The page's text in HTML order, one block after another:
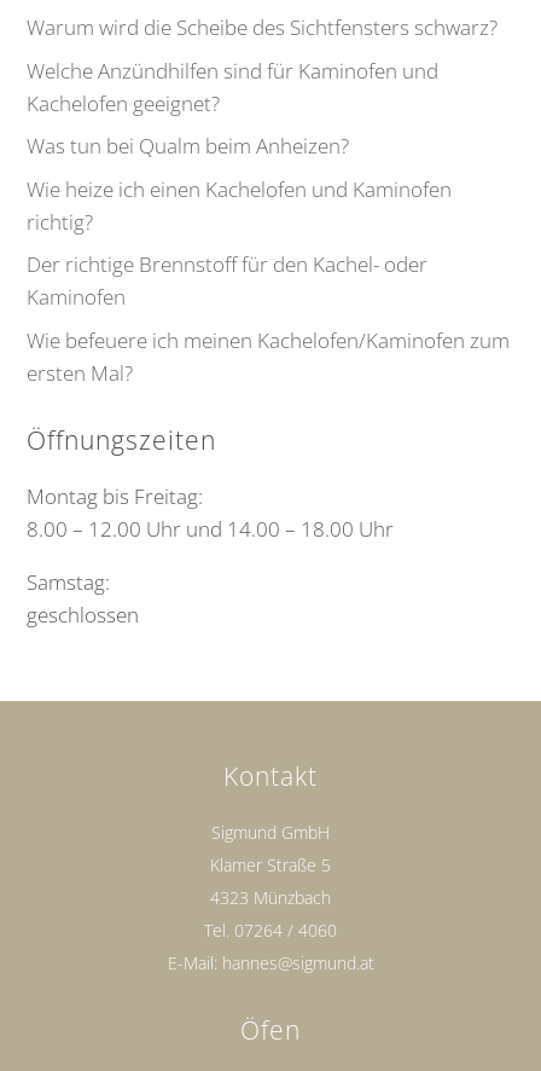
Warum wird die Scheibe des Sichtfensters schwarz?
Welche Anzündhilfen sind für Kaminofen und
Kachelofen geeignet?
Was tun bei Qualm beim Anheizen?
Wie heize ich einen Kachelofen und Kaminofen
richtig?
Der richtige Brennstoff für den Kachel- oder
Kaminofen
Wie befeuere ich meinen Kachelofen/Kaminofen zum
ersten Mal?
Öffnungszeiten
Montag bis Freitag:
8.00 – 12.00 Uhr und 14.00 – 18.00 Uhr
Samstag:
geschlossen
Kontakt
Sigmund GmbH
Klamer Straße 5
4323 Münzbach
Tel. 07264 / 4060
E-Mail: hannes@sigmund.at
Öfen